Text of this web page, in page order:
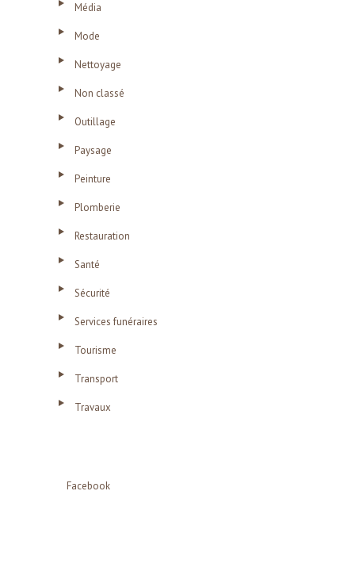
Média
Mode
Nettoyage
Non classé
Outillage
Paysage
Peinture
Plomberie
Restauration
Santé
Sécurité
Services funéraires
Tourisme
Transport
Travaux
Facebook